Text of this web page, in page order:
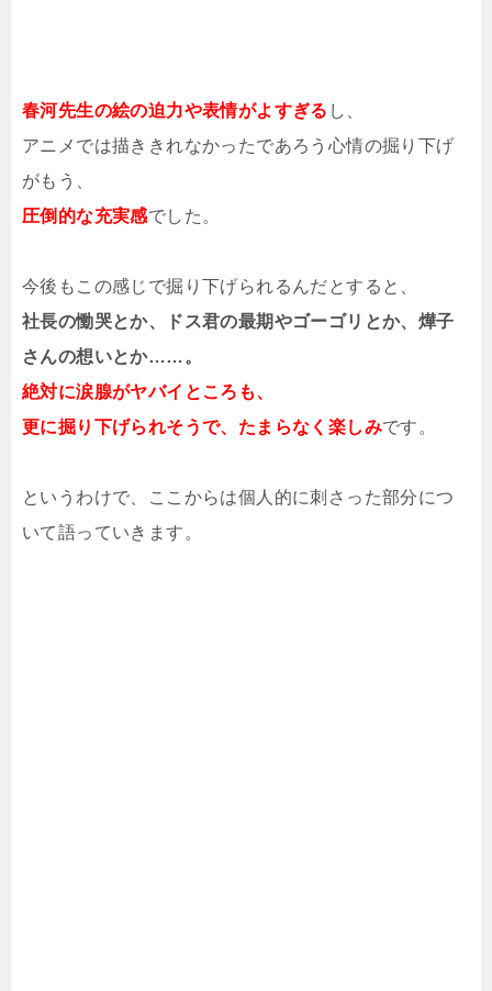
春河先生の絵の迫力や表情がよすぎる し、
アニメでは描ききれなかったであろう心情の掘り下げ
がもう、
圧倒的な充実感でした。
今後もこの感じで掘り下げられるんだとすると、
社長の慟哭とか、ドス君の最期やゴーゴリとか、燁子
さんの想いとか……。
絶対に涙腺がヤバイところも、
更に掘り下げられそうで、たまらなく楽しみです。
というわけで、ここからは個人的に刺さった部分につ
いて語っていきます。